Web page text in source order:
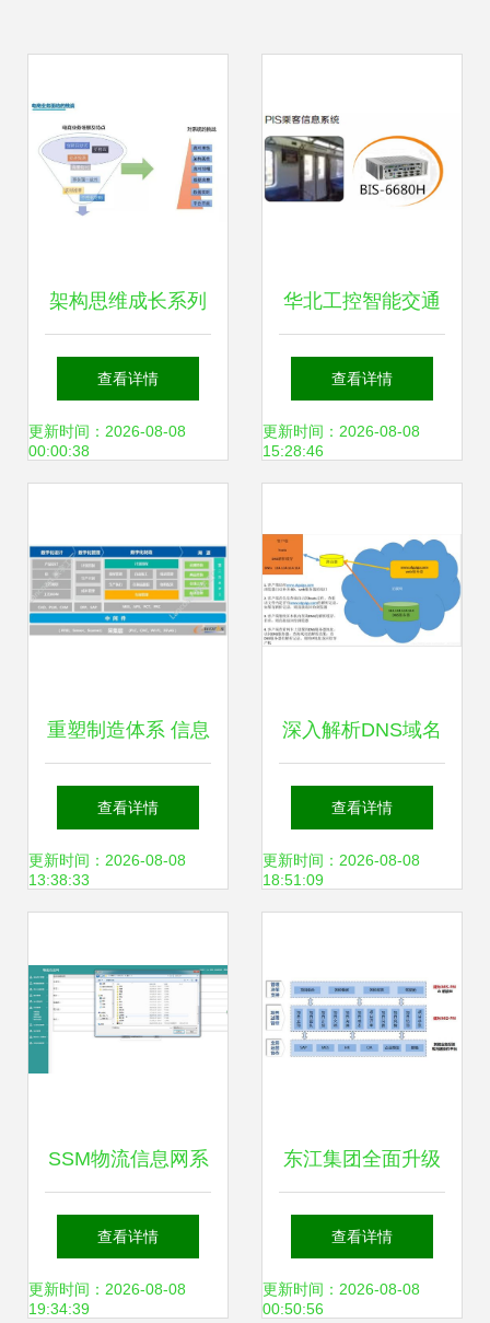
架构思维成长系列
教程（五） 微服务
大型复杂系统的架
统运行维护服务
查看详情
更新时间：2026-08-08
00:00:38
华北工控智能交通
枢纽嵌入式计算机
方案大揭秘（二）
服务的核心支撑
查看详情
更新时间：2026-08-08
15:28:46
重塑制造体系 信息
系统运行维护服务
赋能数字工厂时代
查看详情
更新时间：2026-08-08
13:38:33
深入解析DNS域名
系统服务与信息系
统运维实践——以
的CSDN博客为例
查看详情
更新时间：2026-08-08
18:51:09
SSM物流信息网系
统毕业设计全攻略
从源码到运行维护
查看详情
更新时间：2026-08-08
19:34:39
东江集团全面升级
项目管理数字化系
统，深化信息系统
查看详情
更新时间：2026-08-08
00:50:56